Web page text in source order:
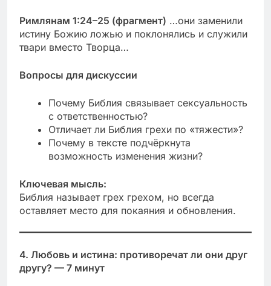
Римлянам 1:24–25 (фрагмент) …они заменили
истину Божию ложью и поклонялись и служили
твари вместо Творца…
Вопросы для дискуссии
Почему Библия связывает сексуальность
с ответственностью?
Отличает ли Библия грехи по «тяжести»?
Почему в тексте подчёркнута
возможность изменения жизни?
Ключевая мысль:
Библия называет грех грехом, но всегда
оставляет место для покаяния и обновления.
4. Любовь и истина: противоречат ли они друг
другу? — 7 минут